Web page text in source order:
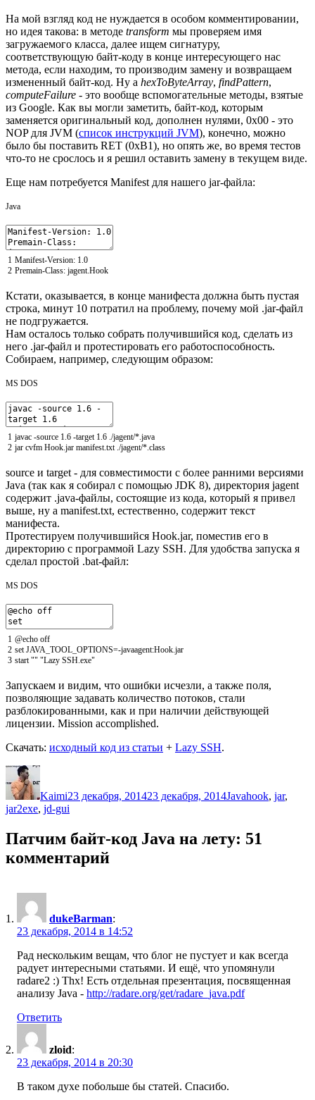
На мой взгляд код не нуждается в особом комментировании,
но идея такова: в методе transform мы проверяем имя
загружаемого класса, далее ищем сигнатуру,
соответствующую байт-коду в конце интересующего нас
метода, если находим, то производим замену и возвращаем
измененный байт-код. Ну а hexToByteArray, findPattern,
computeFailure - это вообще вспомогательные методы, взятые
из Google. Как вы могли заметить, байт-код, которым
заменяется оригинальный код, дополнен нулями, 0x00 - это
NOP для JVM (список инструкций JVM), конечно, можно
было бы поставить RET (0xB1), но опять же, во время тестов
что-то не срослось и я решил оставить замену в текущем виде.
Еще нам потребуется Manifest для нашего jar-файла:
Java
1
2
Manifest-Version: 1.0
Premain-Class: jagent.Hook
Кстати, оказывается, в конце манифеста должна быть пустая
строка, минут 10 потратил на проблему, почему мой .jar-файл
не подгружается.
Нам осталось только собрать получившийся код, сделать из
него .jar-файл и протестировать его работоспособность.
Собираем, например, следующим образом:
MS DOS
1
2
javac -source 1.6 -target 1.6 ./jagent/*.java
jar cvfm Hook.jar manifest.txt ./jagent/*.class
source и target - для совместимости с более ранними версиями
Java (так как я собирал с помощью JDK 8), директория jagent
содержит .java-файлы, состоящие из кода, который я привел
выше, ну а manifest.txt, естественно, содержит текст
манифеста.
Протестируем получившийся Hook.jar, поместив его в
директорию с программой Lazy SSH. Для удобства запуска я
сделал простой .bat-файл:
MS DOS
1
2
3
@echo off
set JAVA TOOL OPTIONS=-javaagent:Hook.jar
start "" "Lazy SSH.exe"
Запускаем и видим, что ошибки исчезли, а также поля,
позволяющие задавать количество потоков, стали
разблокированными, как и при наличии действующей
лицензии. Mission accomplished.
Скачать: исходный код из статьи + Lazy SSH.
Автор
Kaimi23 декабря, 201423 декабря, 2014Javahook, jar,
jar2exe, jd-gui
Патчим байт-код Java на лету: 51
комментарий
dukeBarman:
23 декабря, 2014 в 14:52
Рад нескольким вещам, что блог не пустует и как всегда
радует интересными статьями. И ещё, что упомянули
radare2 :) Thx! Есть отдельная презентация, посвященная
анализу Java - http://radare.org/get/radare_java.pdf
Ответить
zloid:
23 декабря, 2014 в 20:30
В таком духе побольше бы статей. Спасибо.